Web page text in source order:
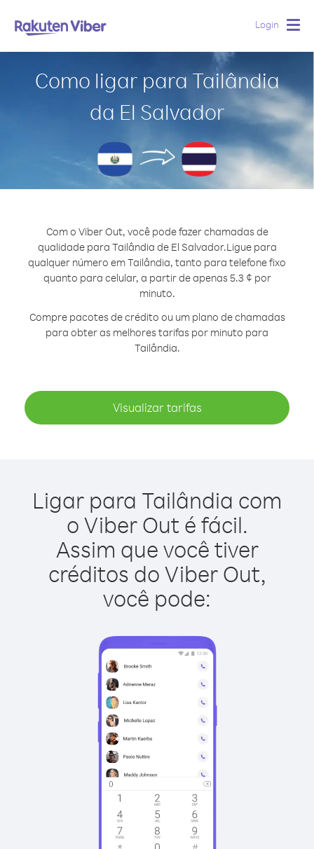
Login
Como ligar para Tailândia
da El Salvador
Com o Viber Out, você pode fazer chamadas de
qualidade para Tailândia de El Salvador.Ligue para
qualquer número em Tailândia, tanto para telefone fixo
quanto para celular, a partir de apenas 5.3 ¢ por
minuto.
Compre pacotes de crédito ou um plano de chamadas
para obter as melhores tarifas por minuto para
Tailândia.
Visualizar tarifas
Ligar para Tailândia com
o Viber Out é fácil.
Assim que você tiver
créditos do Viber Out,
você pode: